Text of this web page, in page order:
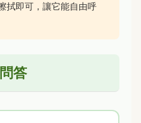
拭即可，讓它能自由呼
答